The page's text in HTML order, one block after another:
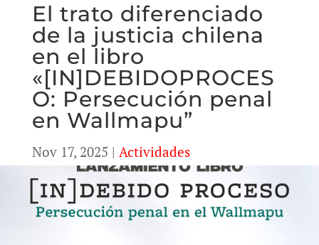
El trato diferenciado
de la justicia chilena
en el libro
«[IN]DEBIDOPROCES
O: Persecución penal
en Wallmapu”
Nov 17, 2025 | Actividades